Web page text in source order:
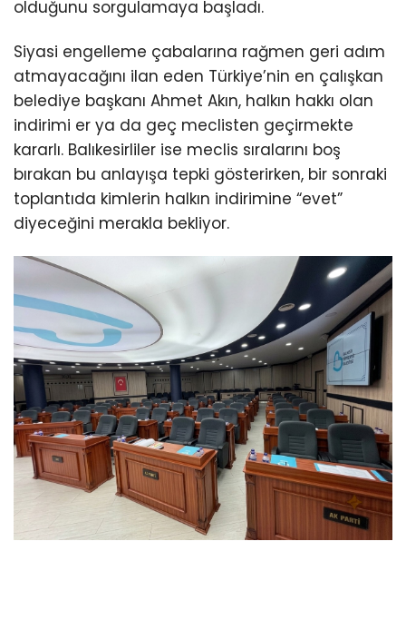
olduğunu sorgulamaya başladı.
Siyasi engelleme çabalarına rağmen geri adım
atmayacağını ilan eden Türkiye’nin en çalışkan
belediye başkanı Ahmet Akın, halkın hakkı olan
indirimi er ya da geç meclisten geçirmekte
kararlı. Balıkesirliler ise meclis sıralarını boş
bırakan bu anlayışa tepki gösterirken, bir sonraki
toplantıda kimlerin halkın indirimine “evet”
diyeceğini merakla bekliyor.